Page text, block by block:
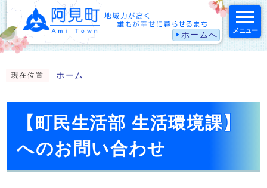
ホームへ メニュー
現在位置 ホーム
【町民生活部 生活環境課】
へのお問い合わせ